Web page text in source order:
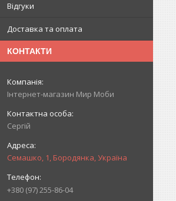
Відгуки
Доставка та оплата
КОНТАКТИ
Інтернет-магазин Мир Моби
Сергій
Семашко, 1, Бородянка, Україна
+380 (97) 255-86-04